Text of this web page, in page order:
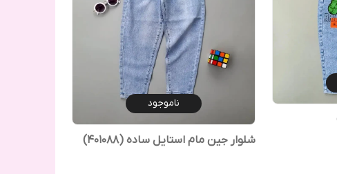
ناموجود
شلوار جین مام استایل ساده (401088)